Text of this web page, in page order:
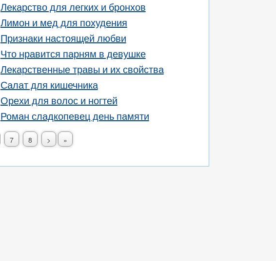
Лекарство для легких и бронхов
Лимон и мед для похудения
Признаки настоящей любви
Что нравится парням в девушке
Лекарственные травы и их свойства
Салат для кишечника
Орехи для волос и ногтей
Роман сладкопевец день памяти
7 8 > »